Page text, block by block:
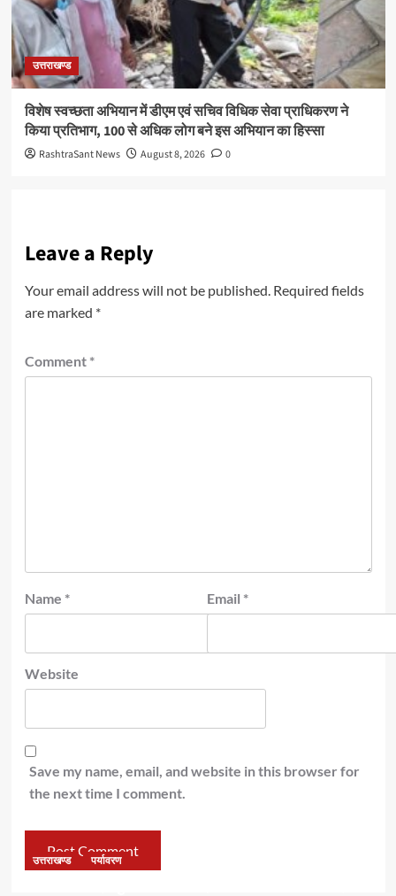
उत्तराखण्ड
विशेष स्वच्छता अभियान में डीएम एवं सचिव विधिक सेवा प्राधिकरण ने
किया प्रतिभाग, 100 से अधिक लोग बने इस अभियान का हिस्सा
RashtraSant News August 8, 2026 0
Leave a Reply
Your email address will not be published. Required fields
are marked *
Comment *
Name * Email *
Website
Save my name, email, and website in this browser for
the next time I comment.
उत्तराखण्ड पर्यावरण